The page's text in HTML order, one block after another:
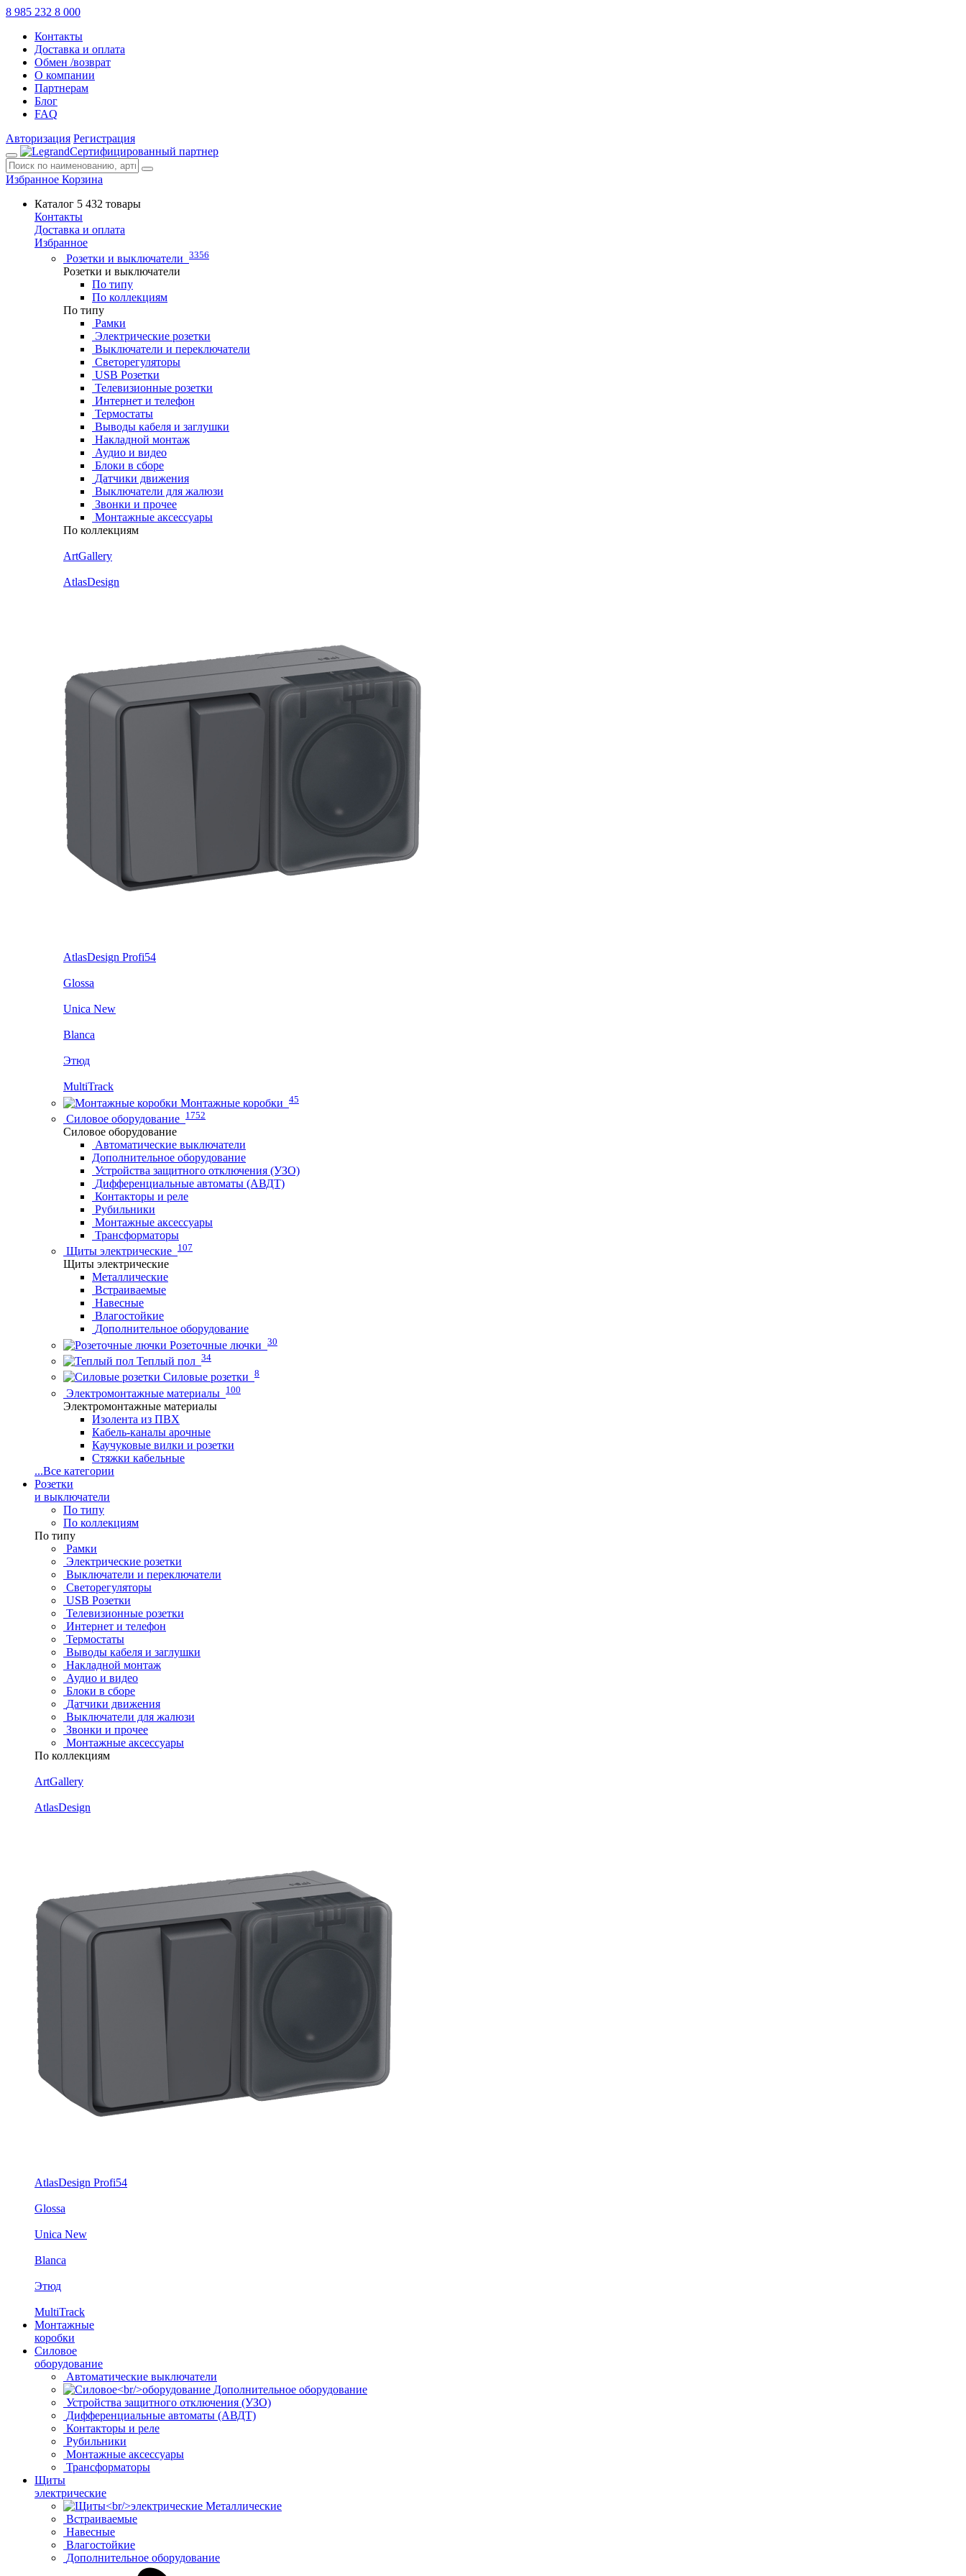
8 985 232 8 000
Контакты
Доставка и оплата
Обмен /возврат
О компании
Партнерам
Блог
FAQ
Авторизация Регистрация
Сертифицированный партнер
Избранное Корзина
Каталог 5 432 товары
Контакты
Доставка и оплата
Избранное
Розетки и выключатели 3356
Розетки и выключатели
По типу
По коллекциям
По типу
Рамки
Электрические розетки
Выключатели и переключатели
Светорегуляторы
USB Розетки
Телевизионные розетки
Интернет и телефон
Термостаты
Выводы кабеля и заглушки
Накладной монтаж
Аудио и видео
Блоки в сборе
Датчики движения
Выключатели для жалюзи
Звонки и прочее
Монтажные аксессуары
По коллекциям
ArtGallery
AtlasDesign
AtlasDesign Profi54
Glossa
Unica New
Blanca
Этюд
MultiTrack
Монтажные коробки 45
Силовое оборудование 1752
Силовое оборудование
Автоматические выключатели
Дополнительное оборудование
Устройства защитного отключения (УЗО)
Дифференциальные автоматы (АВДТ)
Контакторы и реле
Рубильники
Монтажные аксессуары
Трансформаторы
Щиты электрические 107
Щиты электрические
Металлические
Встраиваемые
Навесные
Влагостойкие
Дополнительное оборудование
Розеточные лючки 30
Теплый пол 34
Силовые розетки 8
Электромонтажные материалы 100
Электромонтажные материалы
Изолента из ПВХ
Кабель-каналы арочные
Каучуковые вилки и розетки
Стяжки кабельные
...Все категории
Розетки
и выключатели
По типу
По коллекциям
По типу
Рамки
Электрические розетки
Выключатели и переключатели
Светорегуляторы
USB Розетки
Телевизионные розетки
Интернет и телефон
Термостаты
Выводы кабеля и заглушки
Накладной монтаж
Аудио и видео
Блоки в сборе
Датчики движения
Выключатели для жалюзи
Звонки и прочее
Монтажные аксессуары
По коллекциям
ArtGallery
AtlasDesign
AtlasDesign Profi54
Glossa
Unica New
Blanca
Этюд
MultiTrack
Монтажные
коробки
Силовое
оборудование
Автоматические выключатели
Дополнительное оборудование
Устройства защитного отключения (УЗО)
Дифференциальные автоматы (АВДТ)
Контакторы и реле
Рубильники
Монтажные аксессуары
Трансформаторы
Щиты
электрические
Металлические
Встраиваемые
Навесные
Влагостойкие
Дополнительное оборудование